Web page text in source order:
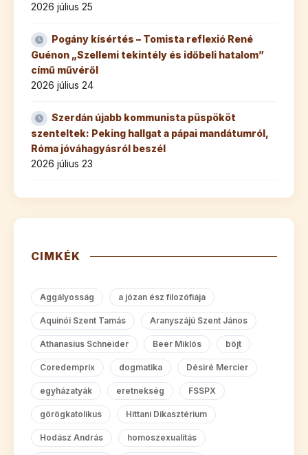
2026 július 25
Pogány kísértés – Tomista reflexió René
Guénon „Szellemi tekintély és időbeli hatalom”
című művéről
2026 július 24
Szerdán újabb kommunista püspököt
szenteltek: Peking hallgat a pápai mandátumról,
Róma jóváhagyásról beszél
2026 július 23
CIMKÉK
Aggályosság a józan ész filozófiája
Aquinói Szent Tamás Aranyszájú Szent János
Athanasius Schneider Beer Miklós böjt
Coredemprix dogmatika Désiré Mercier
egyházatyák eretnekség FSSPX
görögkatolikus Hittani Dikasztérium
Hodász András homoszexualitás